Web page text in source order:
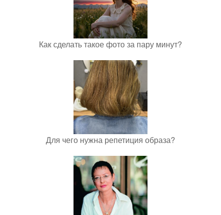
Как сделать такое фото за пару минут?
Для чего нужна репетиция образа?